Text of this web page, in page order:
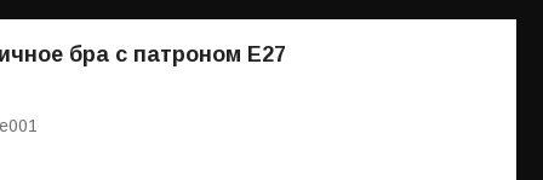
бра с патроном Е27